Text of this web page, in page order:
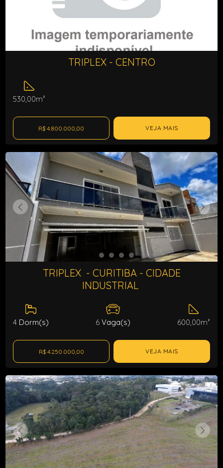
TRIPLEX - CENTRO
530,00m²
R$ 4.800.000,00 VEJA MAIS
TRIPLEX - CURITIBA - CIDADE
INDUSTRIAL
4 Dorm(s) 6 Vaga(s) 600,00m²
R$ 4.250.000,00 VEJA MAIS